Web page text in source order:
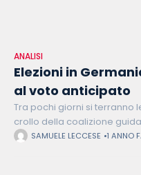
ANALISI
Elezioni in
al voto anticipato
Tra pochi giorni si terranno
crollo della coalizione
attenzione all’AfD di Alice
SAMUELE LECCESE 1 ANNO